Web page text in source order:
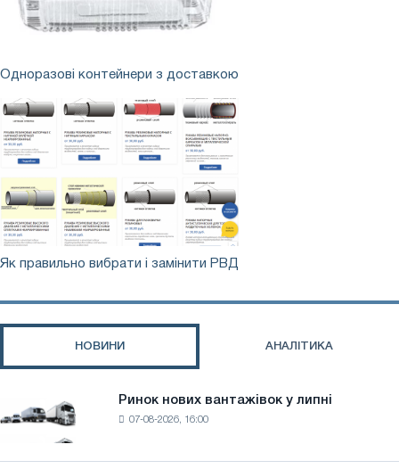
потрібно
знаті
Одноразові
контейнери
з
доставкою
Одноразові контейнери з доставкою
Як
правильно
замінити
Як правильно вибрати і замінити РВД
НОВИНИ АНАЛІТИКА
Ринок
нових
вантажівок
у
Ринок нових вантажівок у липні
07-08-2026, 16:00